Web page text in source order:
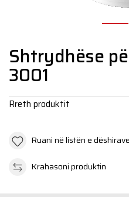
Shtrydhëse
3001
Rreth produktit
Ruani në listën e dëshirave
Krahasoni produktin